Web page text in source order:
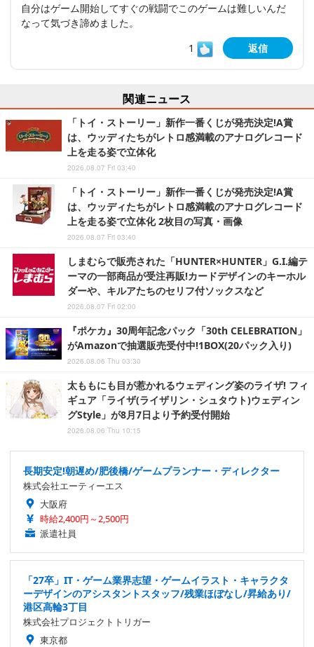
自分はゲーム開始してすぐの戦闘でこのゲームは難しいんだ
なって気づき諦めました。
1
返信
関連ニュース
「トイ・ストーリー」新作一番くじが発売決定!A賞
は、ウッディたちがレトロ感満載のアナログレコード
上を走る姿で立体化
2026.08.07 Fri 03:40
「トイ・ストーリー」新作一番くじが発売決定!A賞
は、ウッディたちがレトロ感満載のアナログレコード
上を走る姿で立体化 2枚目の写真・画像
2026.08.07 Fri 03:40
しまむらで販売された「HUNTER×HUNTER」G.I.編テ
ーマの一部商品が受注再販!カードデザインのキーホル
ダーや、キルアたちのセリフ付ソックスなど
2026.08.07 Fri 02:00
『ポケカ』30周年記念パック「30th CELEBRATION」
がAmazonで抽選販売受付中!1BOX(20パック入り)
2026.08.06 Thu 03:30
太ももにも目が惹かれるウェディング姿のライザ! フィ
ギュア「ライザ(ライザリン・シュタウト)ウェディン
グStyle」が8月7日より予約受付開始
2026.08.06 Thu 10:15
長期安定!朝遅め/肥後橋/ゲームプランナー・ディレクター
株式会社エーティーエス
大阪府
時給2,400円～2,500円
派遣社員
「27卒」IT・ゲーム業界志望・ゲームイラスト・キャラクタ
ーデザインのアシスタントスタッフ/残業ほぼなし/昇給あり/
港区高輪3丁目
株式会社プロジェクトトリガー
東京都